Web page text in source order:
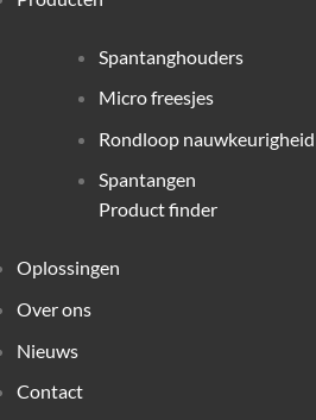
Spantanghouders
Micro freesjes
Rondloop nauwkeurigheid
Spantangen
Product finder
Oplossingen
Over ons
Nieuws
Contact